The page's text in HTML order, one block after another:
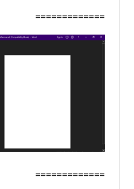
=============
=============